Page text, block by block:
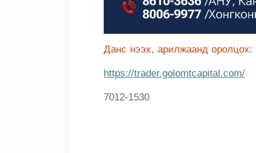
Данс нээх, арилжаанд оролцох:
https://trader.golomtcapital.com/
7012-1530